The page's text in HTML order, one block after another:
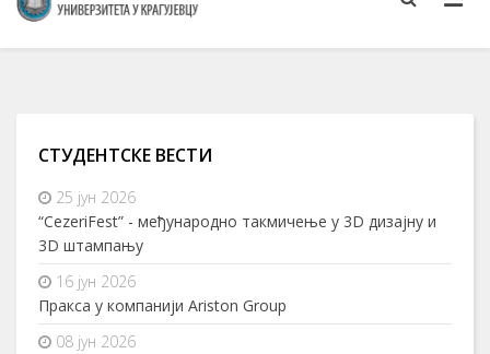
СТУДЕНТСКЕ ВЕСТИ
25 јун 2026
“CezeriFest” - међународно такмичење у 3D дизајну и
3D штампању
16 јун 2026
Пракса у компанији Ariston Group
08 јун 2026